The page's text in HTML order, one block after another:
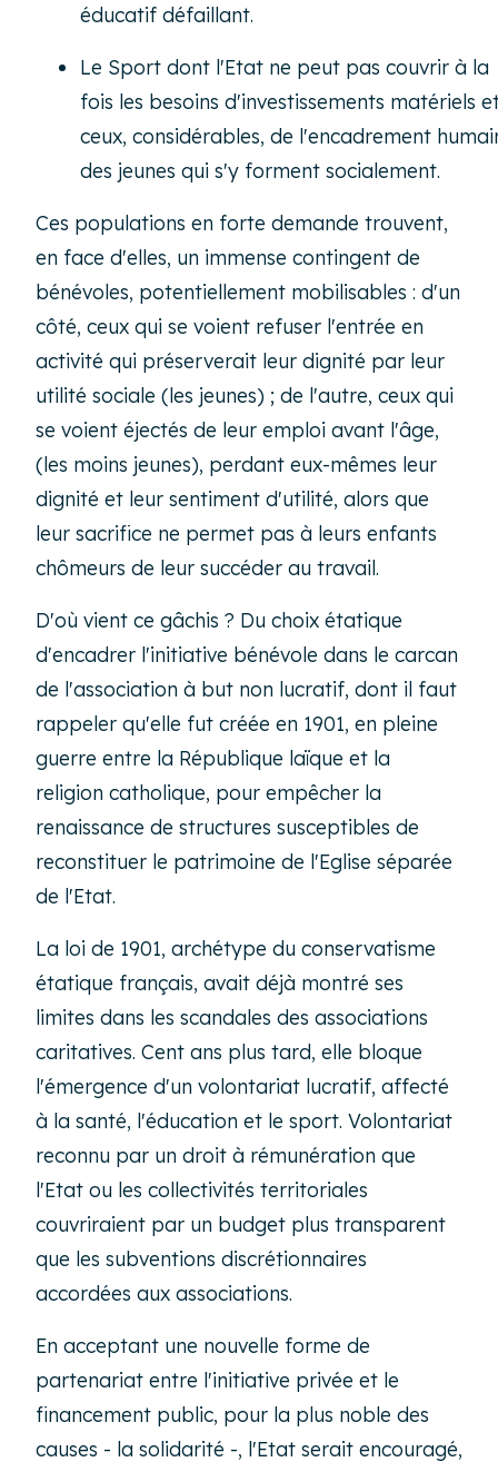
éducatif défaillant.
Le Sport dont l'Etat ne peut pas couvrir à la
fois les besoins d'investissements matériels
ceux, considérables, de l'encadrement
des jeunes qui s'y forment socialement.
Ces populations en forte demande trouvent,
en face d'elles, un immense contingent de
bénévoles, potentiellement mobilisables : d'un
côté, ceux qui se voient refuser l'entrée en
activité qui préserverait leur dignité par leur
utilité sociale (les jeunes) ; de l'autre, ceux qui
se voient éjectés de leur emploi avant l'âge,
(les moins jeunes), perdant eux-mêmes leur
dignité et leur sentiment d'utilité, alors que
leur sacrifice ne permet pas à leurs enfants
chômeurs de leur succéder au travail.
D'où vient ce gâchis ? Du choix étatique
d'encadrer l'initiative bénévole dans le carcan
de l'association à but non lucratif, dont il faut
rappeler qu'elle fut créée en 1901, en pleine
guerre entre la République laïque et la
religion catholique, pour empêcher la
renaissance de structures susceptibles de
reconstituer le patrimoine de l'Eglise séparée
de l'Etat.
La loi de 1901, archétype du conservatisme
étatique français, avait déjà montré ses
limites dans les scandales des associations
caritatives. Cent ans plus tard, elle bloque
l'émergence d'un volontariat lucratif, affecté
à la santé, l'éducation et le sport. Volontariat
reconnu par un droit à rémunération que
l'Etat ou les collectivités territoriales
couvriraient par un budget plus transparent
que les subventions discrétionnaires
accordées aux associations.
En acceptant une nouvelle forme de
partenariat entre l'initiative privée et le
financement public, pour la plus noble des
causes - la solidarité -, l'Etat serait encouragé,